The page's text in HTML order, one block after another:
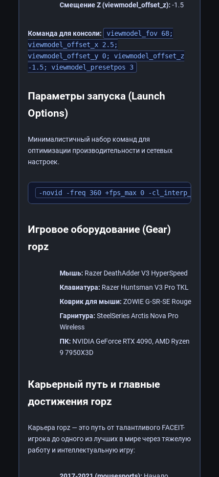
Смещение Z (viewmodel_offset_z): -1.5
Команда для консоли:
viewmodel_fov 68;
viewmodel_offset_x 2.5;
viewmodel_offset_y 0; viewmodel_offset_z
-1.5; viewmodel_presetpos 3
Параметры запуска (Launch
Options)
Минималистичный набор команд для
оптимизации производительности и сетевых
настроек.
-novid -freq 360 +fps_max 0 -cl_interp_ratio 1
Игровое оборудование (Gear)
ropz
Мышь: Razer DeathAdder V3 HyperSpeed
Клавиатура: Razer Huntsman V3 Pro TKL
Коврик для мыши: ZOWIE G-SR-SE Rouge
Гарнитура: SteelSeries Arctis Nova Pro
Wireless
ПК: NVIDIA GeForce RTX 4090, AMD Ryzen
9 7950X3D
Карьерный путь и главные
достижения ropz
Карьера ropz — это путь от талантливого FACEIT-
игрока до одного из лучших в мире через тяжелую
работу и интеллектуальную игру: